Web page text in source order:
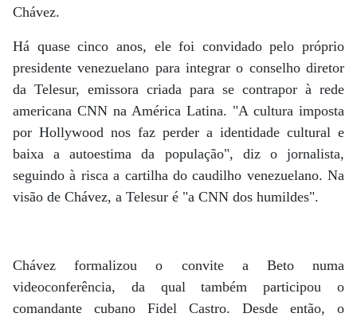
Chávez.
Há quase cinco anos, ele foi convidado pelo próprio
presidente venezuelano para integrar o conselho diretor
da Telesur, emissora criada para se contrapor à rede
americana CNN na América Latina. "A cultura imposta
por Hollywood nos faz perder a identidade cultural e
baixa a autoestima da população", diz o jornalista,
seguindo à risca a cartilha do caudilho venezuelano. Na
visão de Chávez, a Telesur é "a CNN dos humildes".
Chávez formalizou o convite a Beto numa
videoconferência, da qual também participou o
comandante cubano Fidel Castro. Desde então, o